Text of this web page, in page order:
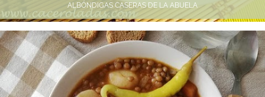
ALBÓNDIGAS CASERAS DE LA ABUELA